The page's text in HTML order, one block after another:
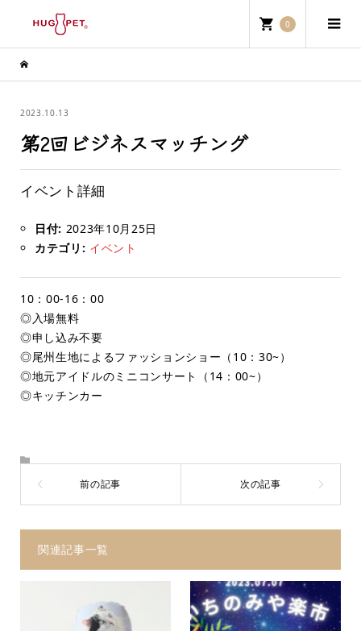
0
2023.10.13
第2回ビジネスマッチング
イベント詳細
日付: 2023年10月25日
カテゴリ: イベント
10：00-16：00
◎入場無料
◎申し込み不要
◎尾州生地によるファッションショー（10：30~）
◎地元アイドルのミニコンサート（14：00~）
◎キッチンカー
関連記事一覧